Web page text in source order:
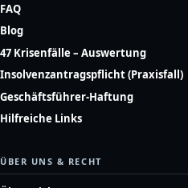
FAQ
Blog
47 Krisenfälle – Auswertung
Insolvenzantragspflicht (Praxisfall)
Geschäftsführer-Haftung
Hilfreiche Links
ÜBER UNS & RECHT